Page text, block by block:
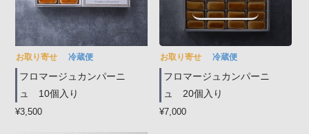
お取り寄せ 冷蔵便
フロマージュカンパーニ
ュ 10個入り
¥3,500
お取り寄せ 冷蔵便
フロマージュカンパーニ
ュ 20個入り
¥7,000